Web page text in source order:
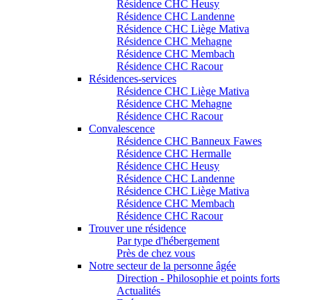
Résidence CHC Heusy
Résidence CHC Landenne
Résidence CHC Liège Mativa
Résidence CHC Mehagne
Résidence CHC Membach
Résidence CHC Racour
Résidences-services
Résidence CHC Liège Mativa
Résidence CHC Mehagne
Résidence CHC Racour
Convalescence
Résidence CHC Banneux Fawes
Résidence CHC Hermalle
Résidence CHC Heusy
Résidence CHC Landenne
Résidence CHC Liège Mativa
Résidence CHC Membach
Résidence CHC Racour
Trouver une résidence
Par type d'hébergement
Près de chez vous
Notre secteur de la personne âgée
Direction - Philosophie et points forts
Actualités